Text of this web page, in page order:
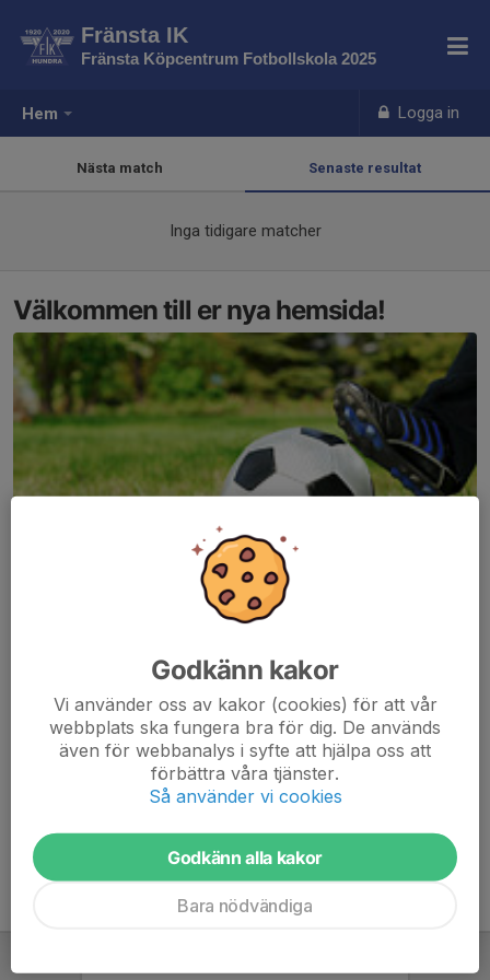
Hem Logga in
Fränsta IK
Fränsta Köpcentrum Fotbollskola 2025
Nästa match Senaste resultat
Inga tidigare matcher
Välkommen till er nya hemsida!
Här hamnar automatiskt de senaste nyheterna på hemsidan. För
att kunna börja administrera hemsidan loggar du in högst upp till
höger.
Godkänn kakor
Vi använder oss av kakor (cookies) för att vår
webbplats ska fungera bra för dig. De används
även för webbanalys i syfte att hjälpa oss att
förbättra våra tjänster.
Så använder vi cookies
Godkänn alla kakor
Bara nödvändiga